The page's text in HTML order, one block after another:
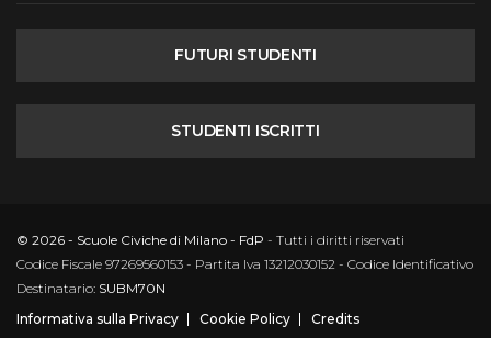
FUTURI STUDENTI
STUDENTI ISCRITTI
© 2026 - Scuole Civiche di Milano - FdP - Tutti i diritti riservati
Codice Fiscale 97269560153 - Partita Iva 13212030152 - Codice Identificativo
Destinatario: SUBM70N
Informativa sulla Privacy
Cookie Policy Credits